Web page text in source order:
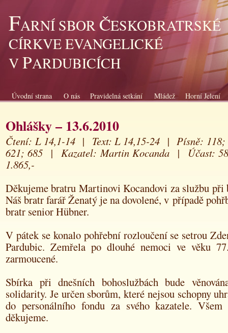
FARNÍ SBOR ČESKOBRATRSKÉ
CÍRKVE EVANGELICKÉ
VPARDUBICÍCH
Úvodní strana O nás Pravidelná setkání Mládež Horní Jelení
Ohlášky – 13.6.2010
Čtení: L 14,1-14 | Text: L 14,15-24 | Písně: 118;
621; 685 | Kazatel: Martin Kocanda | Účast:
1.865,-
Děkujeme bratru Martinovi Kocandovi za službu při
Náš bratr farář Ženatý je na dovolené, v případě
bratr senior Hübner.
V pátek se konalo pohřební rozloučení se setrou
Pardubic. Zemřela po dlouhé nemoci ve věku
zarmoucené.
Sbírka při dnešních bohoslužbách bude
solidarity. Je určen sborům, které nejsou schopny
do personálního fondu za svého kazatele. Všem
děkujeme.